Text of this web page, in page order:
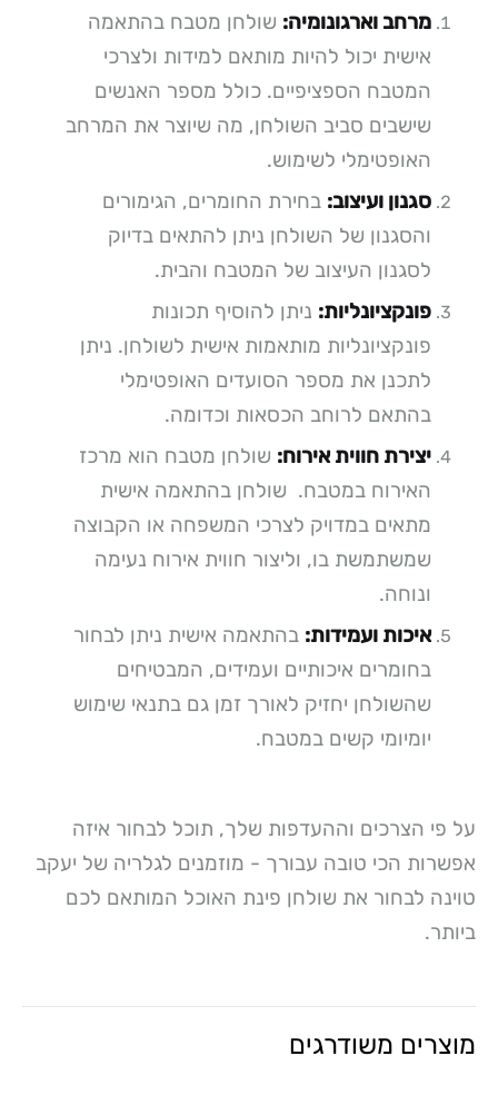
מרחב וארגונומיה: שולחן מטבח בהתאמה
אישית יכול להיות מותאם למידות ולצרכי
המטבח הספציפיים. כולל מספר האנשים
שישבים סביב השולחן, מה שיוצר את המרחב
האופטימלי לשימוש.
סגנון ועיצוב: בחירת החומרים, הגימורים
והסגנון של השולחן ניתן להתאים בדיוק
לסגנון העיצוב של המטבח והבית.
פונקציונליות: ניתן להוסיף תכונות
פונקציונליות מותאמות אישית לשולחן. ניתן
לתכנן את מספר הסועדים האופטימלי
בהתאם לרוחב הכסאות וכדומה.
יצירת חווית אירוח: שולחן מטבח הוא מרכז
האירוח במטבח. שולחן בהתאמה אישית
מתאים במדויק לצרכי המשפחה או הקבוצה
שמשתמשת בו, וליצור חווית אירוח נעימה
ונוחה.
איכות ועמידות: בהתאמה אישית ניתן לבחור
בחומרים איכותיים ועמידים, המבטיחים
שהשולחן יחזיק לאורך זמן גם בתנאי שימוש
יומיומי קשים במטבח.
על פי הצרכים וההעדפות שלך, תוכל לבחור איזה
אפשרות הכי טובה עבורך - מוזמנים לגלריה של יעקב
טוינה לבחור את שולחן פינת האוכל המותאם לכם
ביותר.
מוצרים משודרגים